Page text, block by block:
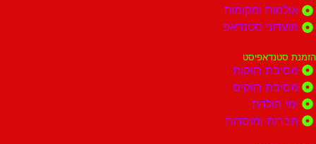
ומקומות
סטנדאפ
רווקות
רווקים
ומוסדות